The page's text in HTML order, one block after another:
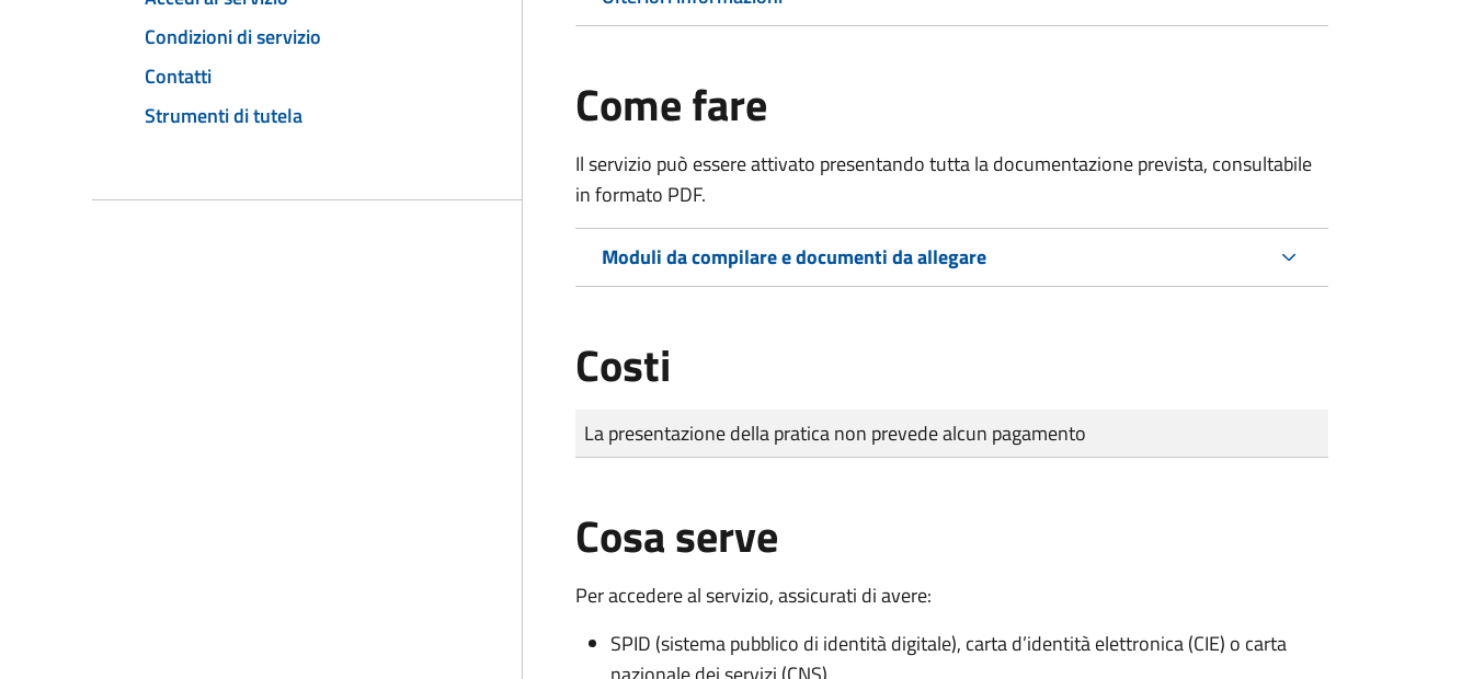
Condizioni di servizio
Contatti
Strumenti di tutela
Come fare
Il servizio può essere attivato presentando tutta la documentazione prevista, consultabile
in formato PDF.
Moduli da compilare e documenti da allegare
Costi
Tipo di pagamento
Importo
La presentazione della pratica non prevede alcun pagamento
Cosa serve
Per accedere al servizio, assicurati di avere:
SPID (sistema pubblico di identità digitale), carta d’identità elettronica (CIE) o carta